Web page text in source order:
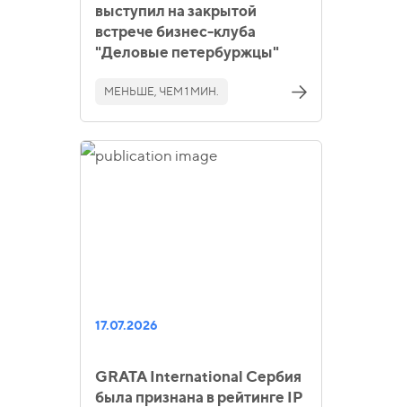
выступил на закрытой
встрече бизнес-клуба
"Деловые петербуржцы"
МЕНЬШЕ, ЧЕМ 1 МИН.
17.07.2026
GRATA International Сербия
была признана в рейтинге IP